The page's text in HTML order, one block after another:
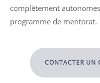
complètement
programme de mentorat.
CONTACTER UN